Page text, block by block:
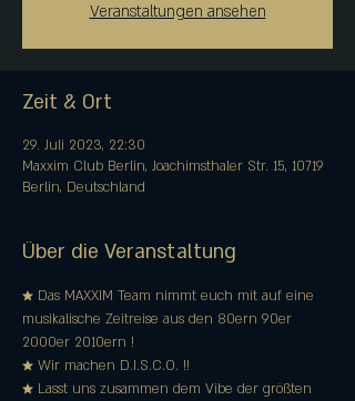
Veranstaltungen ansehen
Zeit & Ort
29. Juli 2023, 22:30
Maxxim Club Berlin, Joachimsthaler Str. 15, 10719
Berlin, Deutschland
Über die Veranstaltung
★ Das MAXXIM Team nimmt euch mit auf eine
musikalische Zeitreise aus den 80ern 90er
2000er 2010ern !
★ Wir machen D.I.S.C.O. !!
★ Lasst uns zusammen dem Vibe der größten